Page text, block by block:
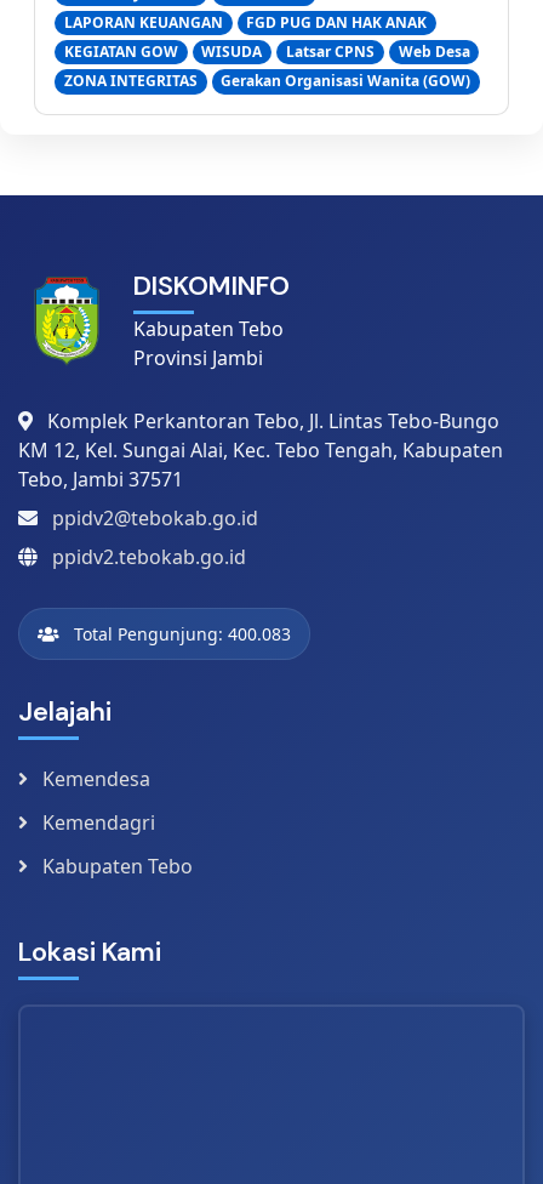
LAPORAN KEUANGAN
FGD PUG DAN HAK ANAK
KEGIATAN GOW
WISUDA Latsar CPNS
Web Desa
ZONA INTEGRITAS
Gerakan Organisasi Wanita (GOW)
DISKOMINFO
Kabupaten Tebo
Provinsi Jambi
Komplek Perkantoran Tebo, Jl. Lintas Tebo-Bungo
KM 12, Kel. Sungai Alai, Kec. Tebo Tengah, Kabupaten
Tebo, Jambi 37571
ppidv2@tebokab.go.id
ppidv2.tebokab.go.id
Total Pengunjung: 400.083
Jelajahi
Kemendesa
Kemendagri
Kabupaten Tebo
Lokasi Kami